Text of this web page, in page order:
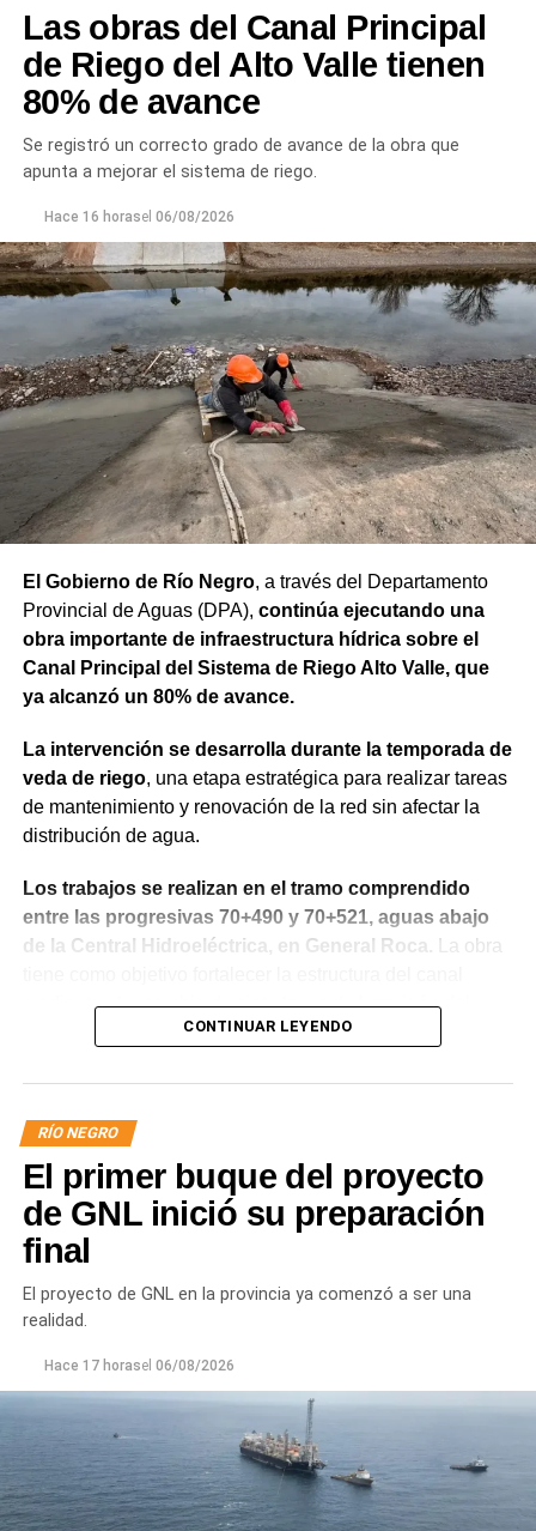
Las obras del Canal Principal
de Riego del Alto Valle tienen
80% de avance
Se registró un correcto grado de avance de la obra que
apunta a mejorar el sistema de riego.
Hace 16 horasel 06/08/2026
El Gobierno de Río Negro, a través del Departamento
Provincial de Aguas (DPA), continúa ejecutando una
obra importante de infraestructura hídrica sobre el
Canal Principal del Sistema de Riego Alto Valle, que
ya alcanzó un 80% de avance.
La intervención se desarrolla durante la temporada de
veda de riego, una etapa estratégica para realizar tareas
de mantenimiento y renovación de la red sin afectar la
distribución de agua.
Los trabajos se realizan en el tramo comprendido
entre las progresivas 70+490 y 70+521, aguas abajo
de la Central Hidroeléctrica, en General Roca.
La obra
mediante el recambio de siete losas de hormigón del
revestimiento del talud sobre la margen derecha, la
vereda, mejorando la seguridad y el funcionamiento del
sistema.
CONTINUAR LEYENDO
RÍO NEGRO
El primer buque del proyecto
de GNL inició su preparación
final
El proyecto de GNL en la provincia ya comenzó a ser una
realidad.
Hace 17 horasel 06/08/2026